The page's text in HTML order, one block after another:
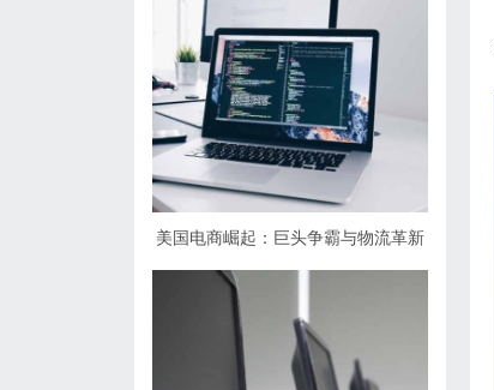
美国电商崛起：巨头争霸与物流革新